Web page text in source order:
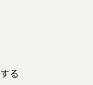
る